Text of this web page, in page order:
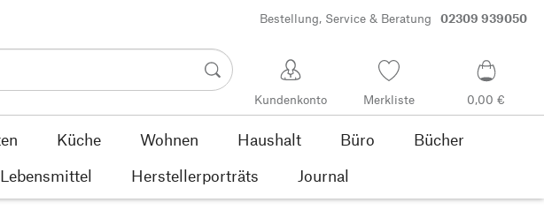
Bestellung, Service & Beratung 02309 939050
Kundenkonto Merkliste 0,00 €
Küche Wohnen Haushalt Büro
Bücher
Lebensmittel Herstellerporträts Journal